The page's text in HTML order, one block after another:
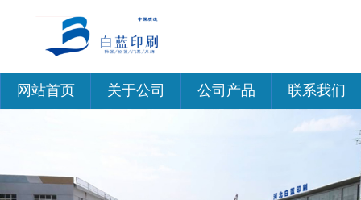
网站首页 关于公司 公司产品 联系我们